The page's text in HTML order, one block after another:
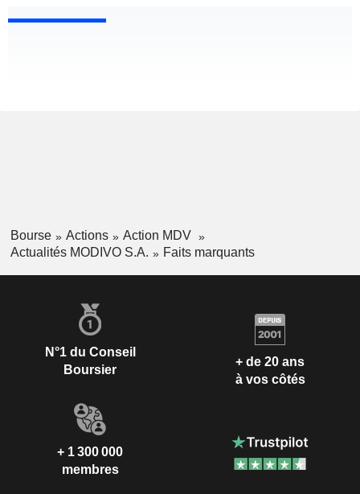
Bourse Actions
Action MDV
Actualités MODIVO S.A.
Faits marquants
N°1 du Conseil
Boursier
+ de 20 ans
à vos côtés
+ 1 300 000
membres